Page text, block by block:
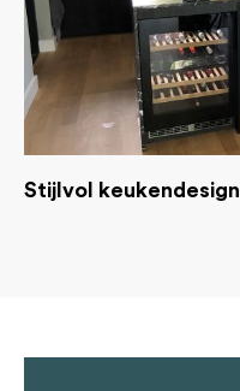
Stijlvol keukendesign